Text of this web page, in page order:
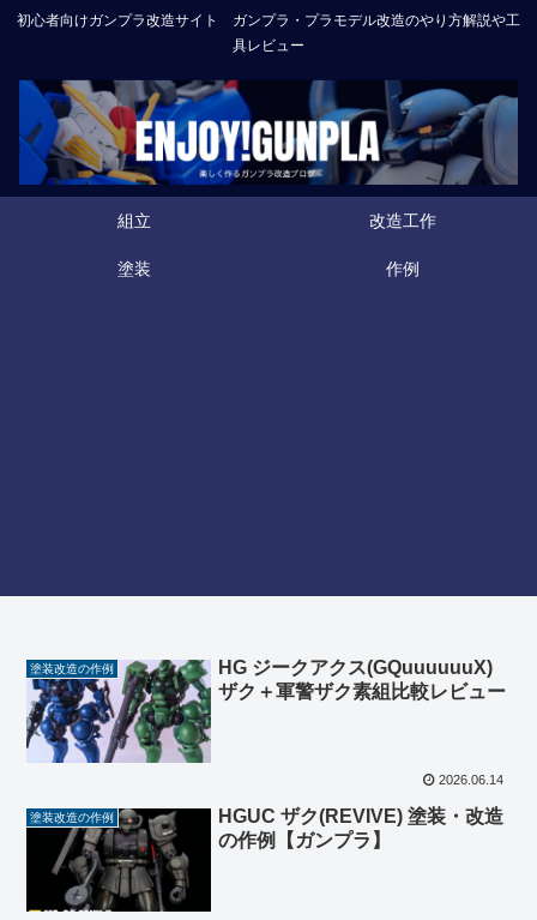
初心者向けガンプラ改造サイト ガンプラ・プラモデル改造のやり方解説や工
具レビュー
組立 改造工作
塗装 作例
塗装改造の作例
HG ジークアクス(GQuuuuuuX)
ザク＋軍警ザク素組比較レビュー
2026.06.14
塗装改造の作例
HGUC ザク(REVIVE) 塗装・改造
の作例【ガンプラ】